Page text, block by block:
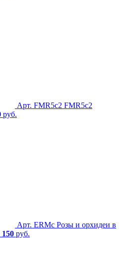
Арт. FMR5c2 FMR5c2
руб.
Арт. ERMc Розы и орхидеи в
150 руб.